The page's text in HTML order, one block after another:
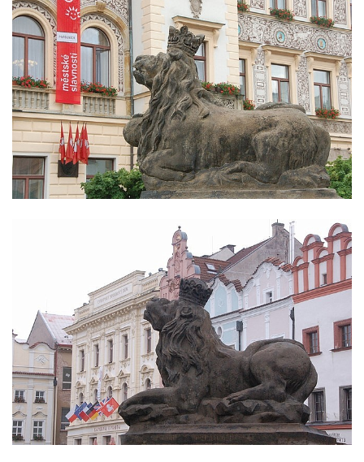
Sloup (pilíř) Panny Marie v Jezvé
Sloup Panny Marie v Horní Libchavě
Sloup Panny Marie v Markvarticích
Sloup Panny Marie v Hodkovicích nad
Mohelkou
Sloup Panny Marie v Českém Dubu
Sloup s kaplicí (boží muka) u silnice do
Petrovic
Sloup svatého Antonína Paduánského v
Sloup Panny Marie ve Zdislavě
(Schönbach)
Boží muka v Hejnicích
Sloup Panny Marie v Hejnicích
Sloup Panny Marie v Horní Světlé
Sloup (pilíř) svatého Jana Nepomuckého
na náměstí Svobody v Plané
Sloup svatého Jana Nepomuckého v Plané